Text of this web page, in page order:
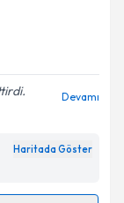
Devamı
Haritada Göster